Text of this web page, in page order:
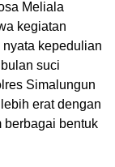
Meliala
kegiatan
kepedulian
suci
Simalungun
erat dengan
berbagai bentuk